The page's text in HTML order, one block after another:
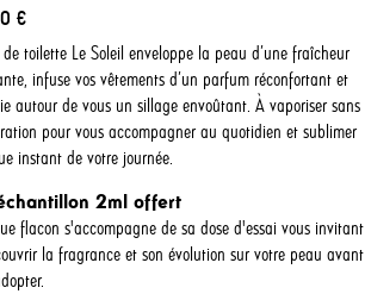
€
de toilette Le Soleil enveloppe la peau d’une fraîcheur
infuse vos vêtements d’un parfum réconfortant et
autour de vous un sillage envoûtant. À vaporiser sans
pour vous accompagner au quotidien et sublimer
instant de votre journée.
2ml offert
flacon s'accompagne de sa dose d'essai vous invitant
la fragrance et son évolution sur votre peau avant